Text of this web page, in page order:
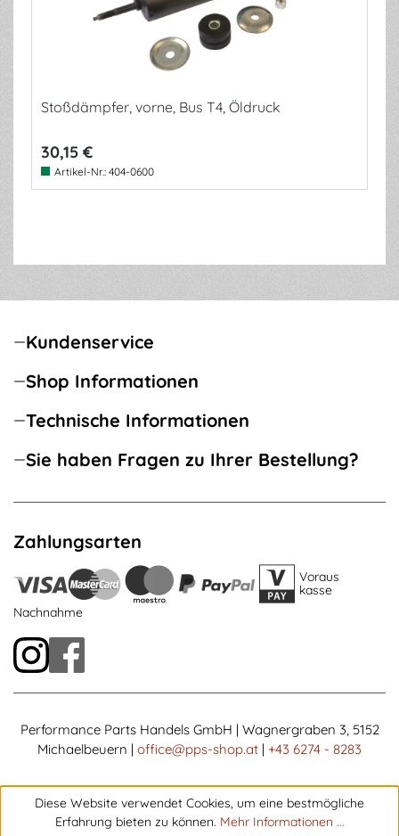
Stoßdämpfer, vorne, Bus T4, Öldruck
30,15 €
Artikel-Nr.: 404-0600
Kundenservice
Shop Informationen
Technische Informationen
Sie haben Fragen zu Ihrer Bestellung?
Zahlungsarten
Voraus
kasse
Nachnahme
Performance Parts Handels GmbH | Wagnergraben 3, 5152
Michaelbeuern | office@pps-shop.at | +43 6274 - 8283
Diese Website verwendet Cookies, um eine bestmögliche
Erfahrung bieten zu können. Mehr Informationen ...